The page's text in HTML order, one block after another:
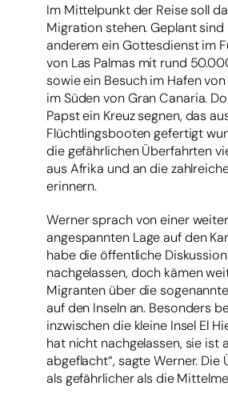
Im Mittelpunkt der Reise soll
Migration stehen. Geplant sind
anderem ein Gottesdienst im
von Las Palmas mit rund
sowie ein Besuch im Hafen
im Süden von Gran Canaria.
Papst ein Kreuz segnen, das
Flüchtlingsbooten gefertigt
die gefährlichen Überfahrten
aus Afrika und an die
erinnern.
Werner sprach von einer
angespannten Lage auf den
habe die öffentliche
nachgelassen, doch kämen
Migranten über die
auf den Inseln an. Besonders
inzwischen die kleine Insel El
hat nicht nachgelassen, sie ist
abgeflacht“, sagte Werner. Die
als gefährlicher als die